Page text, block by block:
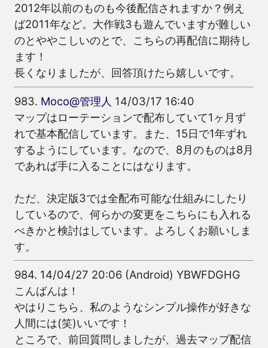
2012年以前のものも今後配信されますか？例え
ば2011年など。大作戦3も遊んでいますが難しい
のとややこしいのとで、こちらの再配信に期待し
ます！
長くなりましたが、回答頂けたら嬉しいです。
983. Moco@管理人 14/03/17 16:40
マップはローテーションで配布していて1ヶ月ず
れで基本配信しています。また、15日で1年ずれ
するようにしています。なので、8月のものは8月
であれば手に入ることにはなります。
ただ、決定版3では全配布可能な仕組みにしたり
しているので、何らかの変更をこちらにも入れる
べきかと検討はしています。よろしくお願いしま
す。
984. 14/04/27 20:06 (Android) YBWFDGHG
こんばんは！
やはりこちら、私のようなシンプル操作が好きな
人間には(笑)いいです！
ところで、前回質問しましたが、過去マップ配信